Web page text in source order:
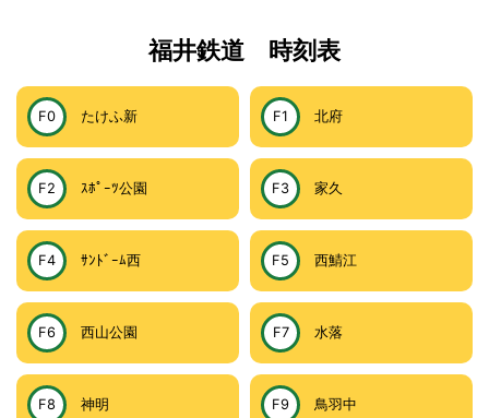
福井鉄道 時刻表
F0 たけふ新 F1 北府
F2 ｽﾎﾟｰﾂ公園 F3 家久
F4 ｻﾝﾄﾞｰﾑ西 F5 西鯖江
F6 西山公園 F7 水落
F8 神明 F9 鳥羽中